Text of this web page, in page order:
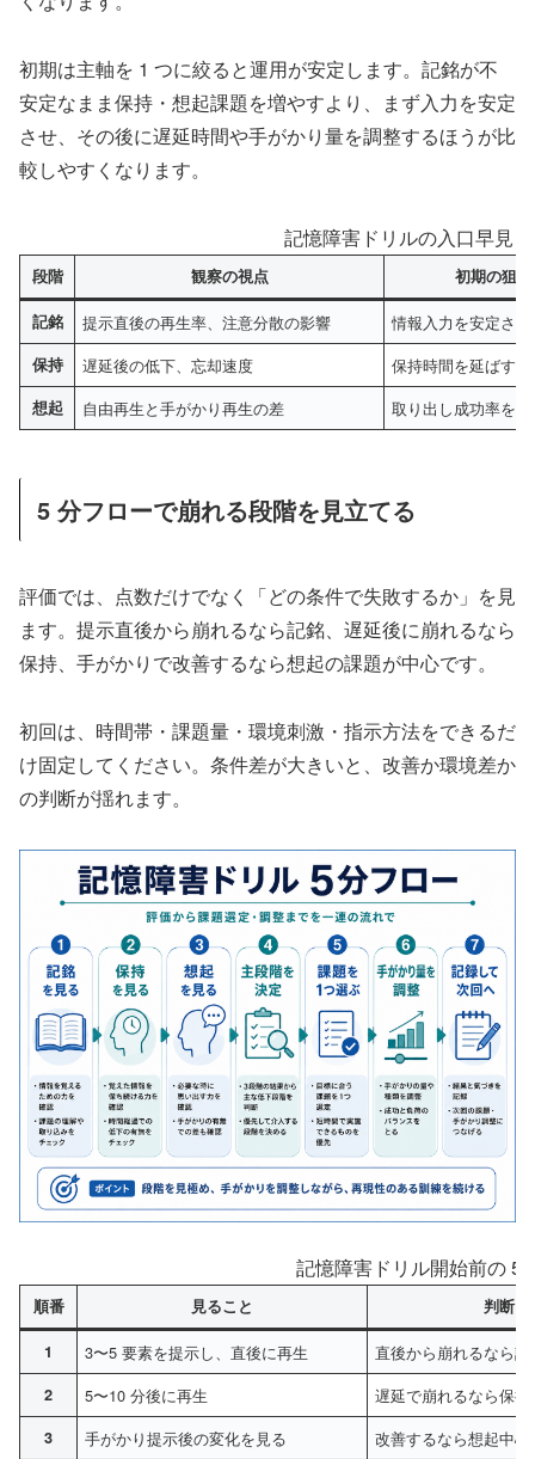
初期は主軸を 1 つに絞ると運用が安定します。記銘が不
安定なまま保持・想起課題を増やすより、まず入力を安定
させ、その後に遅延時間や手がかり量を調整するほうが比
較しやすくなります。
記憶障害ドリルの入口早見
段階 観察の視点 初期の狙い
記銘 提示直後の再生率、注意分散の影響 情報入力を安定さ
保持 遅延後の低下、忘却速度 保持時間を延ばす
想起 自由再生と手がかり再生の差 取り出し成功率を
5 分フローで崩れる段階を見立てる
評価では、点数だけでなく「どの条件で失敗するか」を見
ます。提示直後から崩れるなら記銘、遅延後に崩れるなら
保持、手がかりで改善するなら想起の課題が中心です。
初回は、時間帯・課題量・環境刺激・指示方法をできるだ
け固定してください。条件差が大きいと、改善か環境差か
の判断が揺れます。
記憶障害ドリル開始前の 5
順番 見ること 判断
1 3〜5 要素を提示し、直後に再生 直後から崩れるなら
2 5〜10 分後に再生 遅延で崩れるなら保持
3 手がかり提示後の変化を見る 改善するなら想起中心